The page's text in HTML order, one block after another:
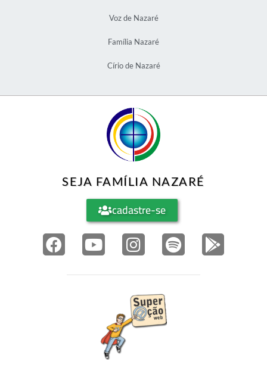
Voz de Nazaré
Família Nazaré
Círio de Nazaré
SEJA FAMÍLIA NAZARÉ
cadastre-se